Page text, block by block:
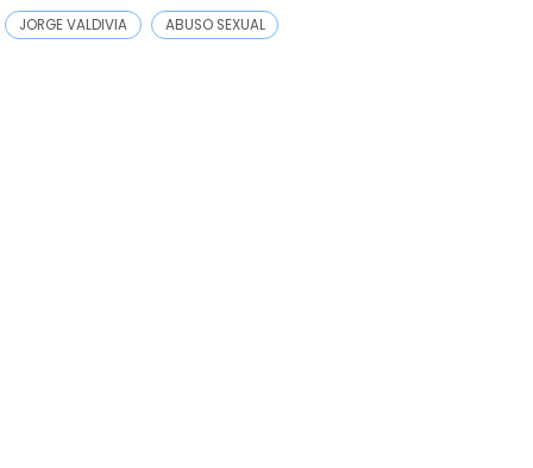
JORGE VALDIVIA ABUSO SEXUAL